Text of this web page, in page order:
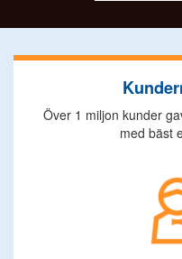
Över 1 miljon kunder
med bäst